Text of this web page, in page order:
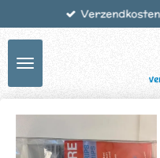
de
hoofdinhoud